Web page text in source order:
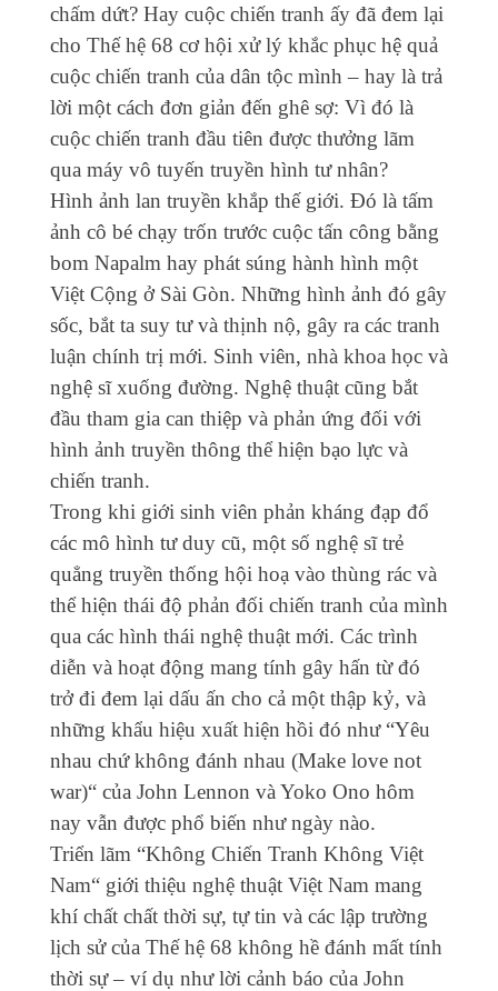
chấm dứt? Hay cuộc chiến tranh ấy đã đem lại
cho Thế hệ 68 cơ hội xử lý khắc phục hệ quả
cuộc chiến tranh của dân tộc mình – hay là trả
lời một cách đơn giản đến ghê sợ: Vì đó là
cuộc chiến tranh đầu tiên được thưởng lãm
qua máy vô tuyến truyền hình tư nhân?
Hình ảnh lan truyền khắp thế giới. Đó là tấm
ảnh cô bé chạy trốn trước cuộc tấn công bằng
bom Napalm hay phát súng hành hình một
Việt Cộng ở Sài Gòn. Những hình ảnh đó gây
sốc, bắt ta suy tư và thịnh nộ, gây ra các tranh
luận chính trị mới. Sinh viên, nhà khoa học và
nghệ sĩ xuống đường. Nghệ thuật cũng bắt
đầu tham gia can thiệp và phản ứng đối với
hình ảnh truyền thông thể hiện bạo lực và
chiến tranh.
Trong khi giới sinh viên phản kháng đạp đổ
các mô hình tư duy cũ, một số nghệ sĩ trẻ
quẳng truyền thống hội hoạ vào thùng rác và
thể hiện thái độ phản đối chiến tranh của mình
qua các hình thái nghệ thuật mới. Các trình
diễn và hoạt động mang tính gây hấn từ đó
trở đi đem lại dấu ấn cho cả một thập kỷ, và
những khẩu hiệu xuất hiện hồi đó như “Yêu
nhau chứ không đánh nhau (Make love not
war)“ của John Lennon và Yoko Ono hôm
nay vẫn được phổ biến như ngày nào.
Triển lãm “Không Chiến Tranh Không Việt
Nam“ giới thiệu nghệ thuật Việt Nam mang
khí chất chất thời sự, tự tin và các lập trường
lịch sử của Thế hệ 68 không hề đánh mất tính
thời sự – ví dụ như lời cảnh báo của John